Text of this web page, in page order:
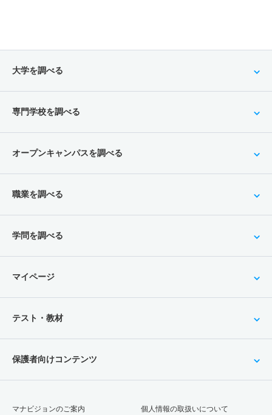
大学を調べる
専門学校を調べる
オープンキャンパスを調べる
職業を調べる
学問を調べる
マイページ
テスト・教材
保護者向けコンテンツ
マナビジョンのご案内 個人情報の取扱いについて